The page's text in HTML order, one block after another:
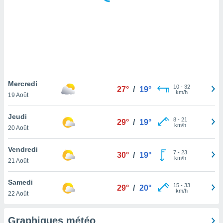
notre
que
et que
Mercredi
19 Août
27° / 19° 10- 32
km/h
Jeudi
20 Août
29° / 19° 8- 21
km/h
Vendredi
21 Août
30° / 19° 7- 23
km/h
Samedi
22 Août
29° / 20° 15- 33
km/h
Graphiques météo